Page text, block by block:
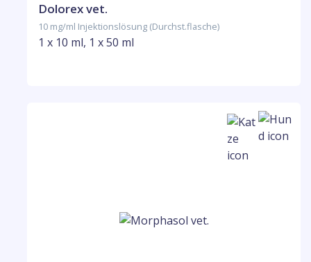
Dolorex vet.
10 mg/ml Injektionslösung (Durchst.flasche)
1 x 10 ml, 1 x 50 ml